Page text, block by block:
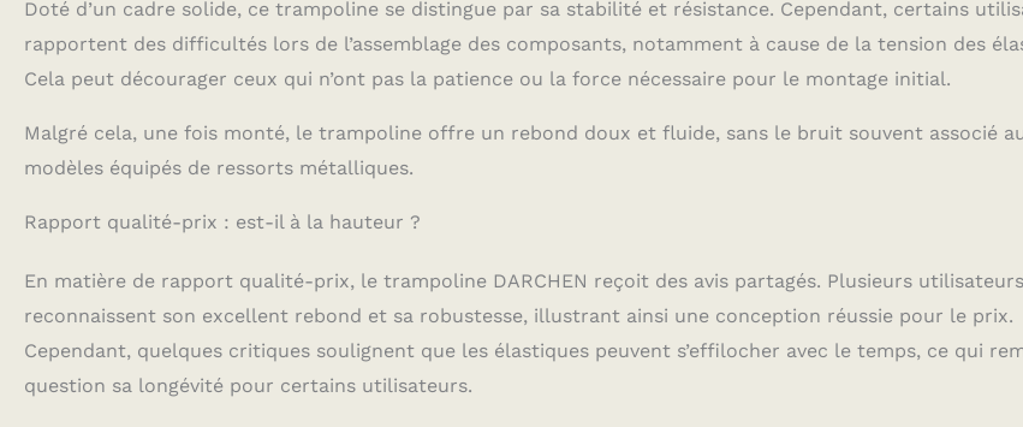
Doté d’un cadre solide, ce trampoline se distingue par sa stabilité et résistance. Cependant, certains
rapportent des difficultés lors de l’assemblage des composants, notamment à cause de la tension des
Cela peut décourager ceux qui n’ont pas la patience ou la force nécessaire pour le montage initial.
Malgré cela, une fois monté, le trampoline offre un rebond doux et fluide, sans le bruit souvent associé
modèles équipés de ressorts métalliques.
Rapport qualité-prix : est-il à la hauteur ?
En matière de rapport qualité-prix, le trampoline DARCHEN reçoit des avis partagés. Plusieurs utilisateurs
reconnaissent son excellent rebond et sa robustesse, illustrant ainsi une conception réussie pour le prix.
Cependant, quelques critiques soulignent que les élastiques peuvent s’effilocher avec le temps, ce qui
question sa longévité pour certains utilisateurs.